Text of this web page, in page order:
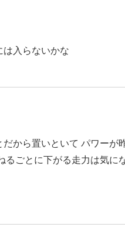
入らないかな
から置いといて パワーが
るごとに下がる走力は気に